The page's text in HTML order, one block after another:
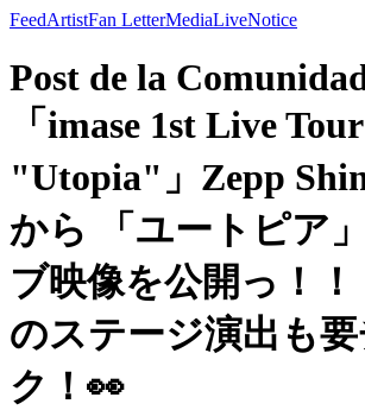
FeedArtistFan LetterMediaLiveNotice
Post de la
「imase 1st Live
"Utopia"」Zepp
から 「ユートピア
ブ映像を公開っ！！
のステージ演出も
ク！👀